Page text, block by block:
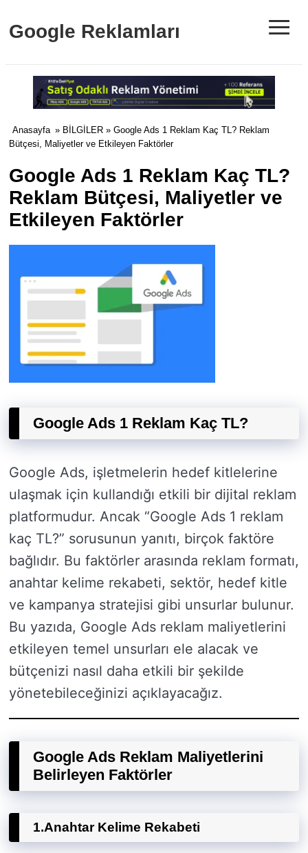
Google Reklamları ≡
Anasayfa » BİLGİLER » Google Ads 1 Reklam Kaç TL? Reklam
Bütçesi, Maliyetler ve Etkileyen Faktörler
Google Ads 1 Reklam Kaç TL?
Reklam Bütçesi, Maliyetler ve
Etkileyen Faktörler
Google Ads 1 Reklam Kaç TL?
Google Ads, işletmelerin hedef kitlelerine
ulaşmak için kullandığı etkili bir dijital reklam
platformudur. Ancak “Google Ads 1 reklam
kaç TL?” sorusunun yanıtı, birçok faktöre
bağlıdır. Bu faktörler arasında reklam formatı,
anahtar kelime rekabeti, sektör, hedef kitle
ve kampanya stratejisi gibi unsurlar bulunur.
Bu yazıda, Google Ads reklam maliyetlerini
etkileyen temel unsurları ele alacak ve
bütçenizi nasıl daha etkili bir şekilde
yönetebileceğinizi açıklayacağız.
Google Ads Reklam Maliyetlerini
Belirleyen Faktörler
1.Anahtar Kelime Rekabeti